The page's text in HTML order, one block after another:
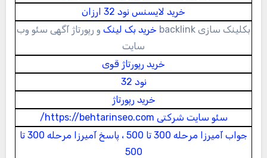
خرید لایسنس نود 32 ارزان
بکلینک سازی backlink
خرید بک لینک و رپورتاژ آگهی سئو وب
سایت
خرید رپورتاژ قوی
نود 32
خرید رپورتاژ
سئو سایت شرکتی https://behtarinseo.com/
جواب آمیرزا مرحله 300 تا 500 ، پاسخ آمیرزا مرحله 300 تا
500